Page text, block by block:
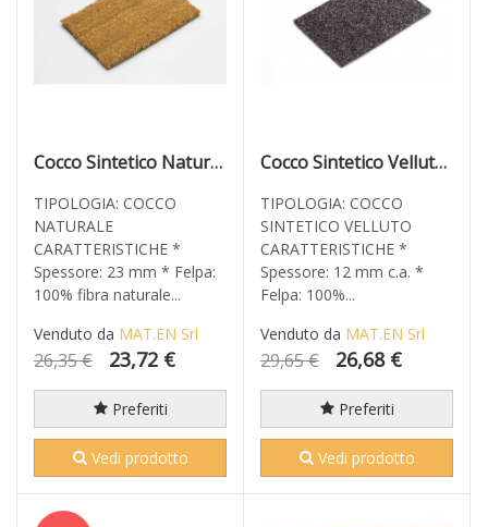
Cocco Sintetico Naturale 23mm 90x60
TIPOLOGIA: COCCO
NATURALE
CARATTERISTICHE *
Spessore: 23 mm * Felpa:
100% fibra naturale...
Venduto da MAT.EN Srl
26,35 € 23,72 €
Preferiti
Vedi prodotto
Cocco Sintetico Velluto Antracite 90x60
TIPOLOGIA: COCCO
SINTETICO VELLUTO
CARATTERISTICHE *
Spessore: 12 mm c.a. *
Felpa: 100%...
Venduto da MAT.EN Srl
29,65 € 26,68 €
Preferiti
Vedi prodotto